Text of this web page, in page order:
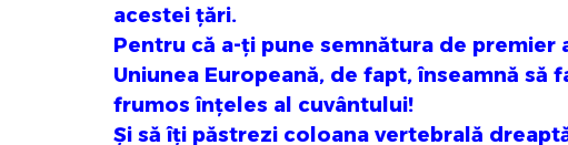
acestei țări.
Pentru că a-ți pune semnătura de premier
Uniunea Europeană, de fapt, înseamnă să
frumos înțeles al cuvântului!
Și să îți păstrezi coloana vertebrală